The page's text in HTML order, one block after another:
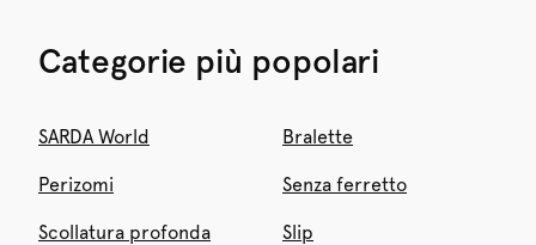
Categorie più popolari
SARDA World Bralette
Perizomi Senza ferretto
Scollatura profonda Slip